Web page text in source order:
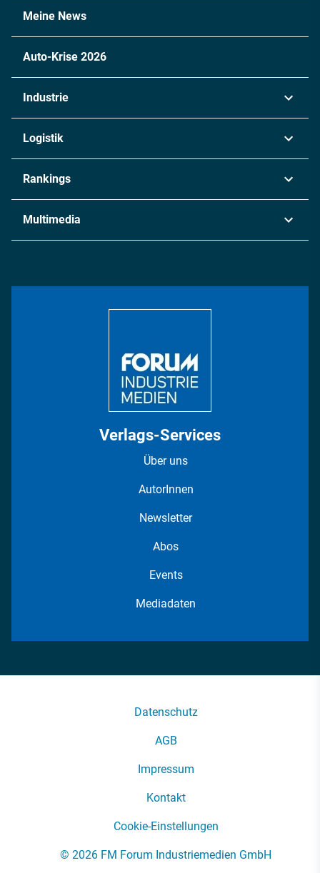
Meine News
Auto-Krise 2026
Industrie
Chemie
Metall
Energie
Logistik
Rankings
Multimedia
Verlags-Services
Über uns
AutorInnen
Newsletter
Abos
Events
Mediadaten
Datenschutz
AGB
Impressum
Kontakt
Cookie-Einstellungen
© 2026 FM Forum Industriemedien GmbH